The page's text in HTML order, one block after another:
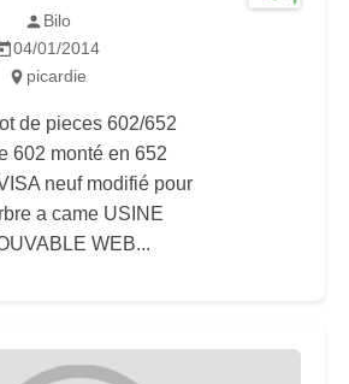
Bilo
04/01/2014
picardie
de pieces 602/652
602 monté en 652
neuf modifié pour
a came USINE
WEB...